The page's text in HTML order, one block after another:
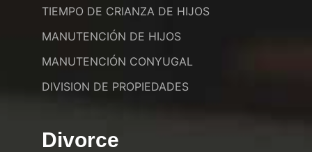
TIEMPO DE CRIANZA DE HIJOS
MANUTENCIÓN DE HIJOS
MANUTENCIÓN CONYUGAL
DIVISION DE PROPIEDADES
Divorce